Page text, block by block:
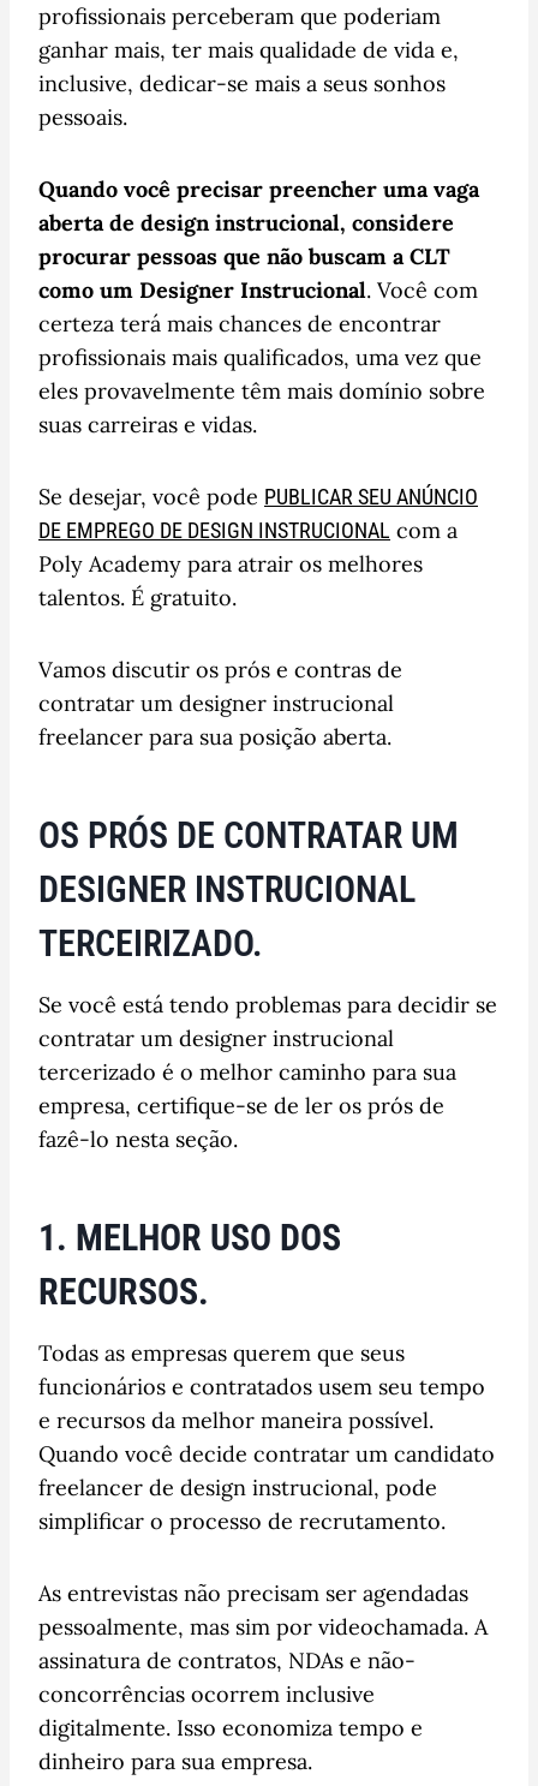
profissionais perceberam que poderiam
ganhar mais, ter mais qualidade de vida e,
inclusive, dedicar-se mais a seus sonhos
pessoais.
Quando você precisar preencher uma vaga
aberta de design instrucional, considere
procurar pessoas que não buscam a CLT
como um Designer Instrucional. Você com
certeza terá mais chances de encontrar
profissionais mais qualificados, uma vez que
eles provavelmente têm mais domínio sobre
suas carreiras e vidas.
Se desejar, você pode PUBLICAR SEU ANÚNCIO
DE EMPREGO DE DESIGN INSTRUCIONAL com a
Poly Academy para atrair os melhores
talentos. É gratuito.
Vamos discutir os prós e contras de
contratar um designer instrucional
freelancer para sua posição aberta.
OS PRÓS DE CONTRATAR UM
DESIGNER INSTRUCIONAL
TERCEIRIZADO.
Se você está tendo problemas para decidir se
contratar um designer instrucional
tercerizado é o melhor caminho para sua
empresa, certifique-se de ler os prós de
fazê-lo nesta seção.
1. MELHOR USO DOS
RECURSOS.
Todas as empresas querem que seus
funcionários e contratados usem seu tempo
e recursos da melhor maneira possível.
Quando você decide contratar um candidato
freelancer de design instrucional, pode
simplificar o processo de recrutamento.
As entrevistas não precisam ser agendadas
pessoalmente, mas sim por videochamada. A
assinatura de contratos, NDAs e não-
concorrências ocorrem inclusive
digitalmente. Isso economiza tempo e
dinheiro para sua empresa.